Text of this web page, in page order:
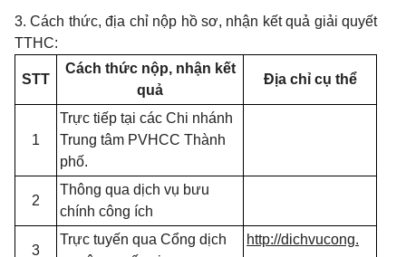
3. Cách thức, địa chỉ nộp hồ sơ, nhận kết quả giải quyết
TTHC:
STT
Cách thức nộp, nhận kết
quả
Địa chỉ cụ thể
1
Trực tiếp tại các Chi nhánh
Trung tâm PVHCC Thành
phố.
2
Thông qua dịch vụ bưu
chính công ích
3
Trực tuyến qua Cổng dịch
http://dichvucong.